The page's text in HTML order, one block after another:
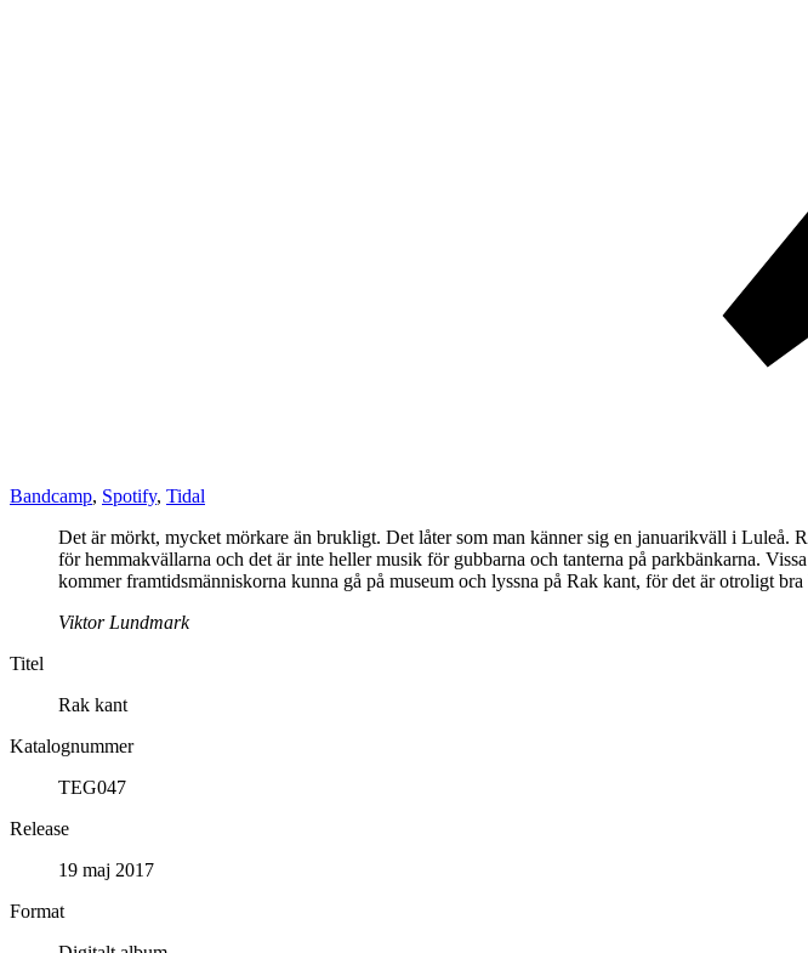
Bandcamp, Spotify, Tidal
Det är mörkt, mycket mörkare än brukligt. Det låter som man känner sig en januarikväll i
för hemmakvällarna och det är inte heller musik för gubbarna och tanterna på parkbänkarna.
kommer framtidsmänniskorna kunna gå på museum och lyssna på Rak kant, för det är otroligt
Viktor Lundmark
Titel
Rak kant
Katalognummer
TEG047
Release
19 maj 2017
Format